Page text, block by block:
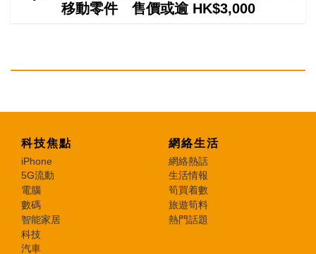
移動零件 售價或逾 HK$3,000
科技焦點
iPhone
5G流動
電腦
數碼
智能家居
科技
汽車
網絡生活
網絡熱話
生活情報
筍買着數
旅遊筍料
熱門話題